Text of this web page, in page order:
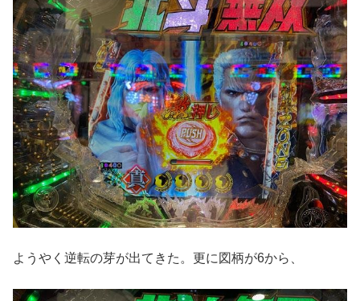
ようやく逆転の芽が出てきた。更に図柄が6から、